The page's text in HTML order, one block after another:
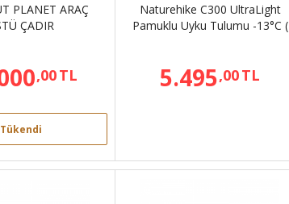
PLANET ARAÇ
ÇADIR
,00TL
Tükendi
Naturehike C300 UltraLight
Pamuklu Uyku Tulumu -13°C (
5.495,00TL